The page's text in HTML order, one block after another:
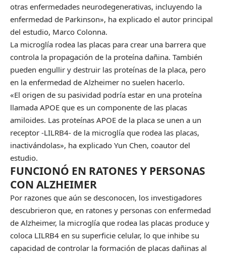
otras enfermedades neurodegenerativas, incluyendo la
enfermedad de Parkinson», ha explicado el autor principal
del estudio, Marco Colonna.
La microglía rodea las placas para crear una barrera que
controla la propagación de la proteína dañina. También
pueden engullir y destruir las proteínas de la placa, pero
en la enfermedad de Alzheimer no suelen hacerlo.
«El origen de su pasividad podría estar en una proteína
llamada APOE que es un componente de las placas
amiloides. Las proteínas APOE de la placa se unen a un
receptor -LILRB4- de la microglía que rodea las placas,
inactivándolas», ha explicado Yun Chen, coautor del
estudio.
FUNCIONÓ EN RATONES Y PERSONAS
CON ALZHEIMER
Por razones que aún se desconocen, los investigadores
descubrieron que, en ratones y personas con enfermedad
de Alzheimer, la microglía que rodea las placas produce y
coloca LILRB4 en su superficie celular, lo que inhibe su
capacidad de controlar la formación de placas dañinas al